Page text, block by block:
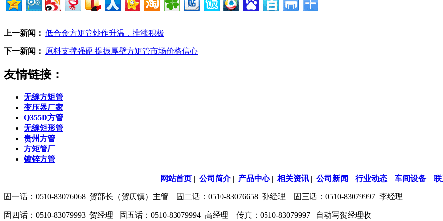
上一新闻： 低合金方矩管炒作升温，推涨积极
下一新闻： 原料支撑强硬 提振厚壁方矩管市场价格信心
友情链接：
无缝方矩管
变压器厂家
Q355D方管
无缝矩形管
贵州方管
方矩管厂
镀锌方管
网站首页 | 公司简介| 产品中心| 相关资讯 | 公司新闻 | 行业动态 | 车间设备 | 联
固一话：0510-83076068 贺部长（贺庆镇）主管 固二话：0510-83076658 孙经理 固三话：0510-83079997 李经理
固四话：0510-83079993 贺经理 固五话：0510-83079994 高经理 传真：0510-83079997 自动写贺经理收